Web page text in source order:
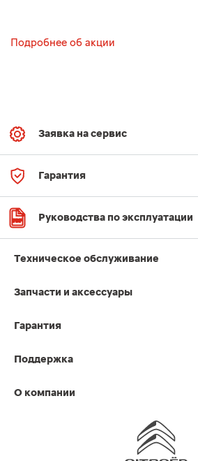
Подробнее об акции
Заявка на сервис
Гарантия
Руководства по эксплуатации
Техническое обслуживание
Запчасти и аксессуары
Гарантия
Поддержка
О компании